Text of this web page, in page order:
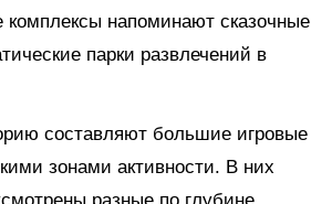
комплексы напоминают сказочные
парки развлечений в
составляют большие игровые
зонами активности. В них